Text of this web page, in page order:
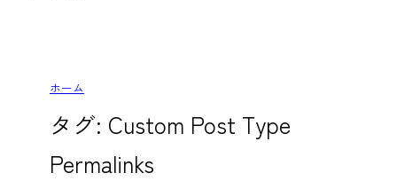
ホーム
タグ: Custom Post Type
Permalinks